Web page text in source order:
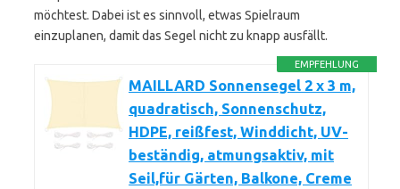
möchtest. Dabei ist es sinnvoll, etwas Spielraum
einzuplanen, damit das Segel nicht zu knapp ausfällt.
EMPFEHLUNG
MAILLARD Sonnensegel 2 x 3 m,
quadratisch, Sonnenschutz,
HDPE, reißfest, Winddicht, UV-
beständig, atmungsaktiv, mit
Seil,für Gärten, Balkone, Creme